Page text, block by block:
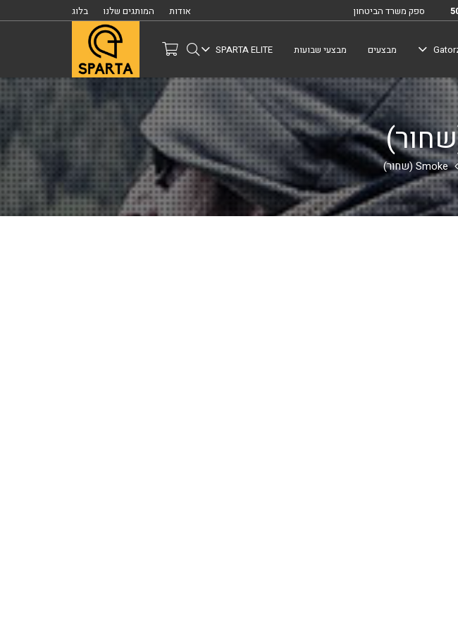
ספק משרד הביטחון אודות המותגים שלנו בלוג
מבצעים מבצעי שבועות SPARTA ELITE
Smoke (שחור)